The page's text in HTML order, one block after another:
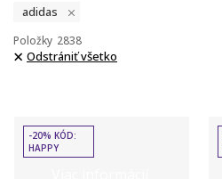
adidas
2838
Položky
Odstrániť všetko
-20% KÓD:
HAPPY